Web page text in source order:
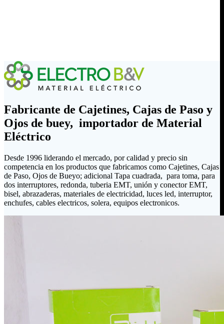
Fabricante de Cajetines, Cajas de Paso y
Ojos de buey, importador de Material
Eléctrico
Desde 1996 liderando el mercado, por calidad y precio sin
competencia en los productos que fabricamos como Cajetines, Cajas
de Paso, Ojos de Bueyo; adicional Tapa cuadrada, para toma, para
dos interruptores, redonda, tuberia EMT, unión y conector EMT,
bisel, abrazaderas, materiales de electricidad, luces led, interruptor,
enchufes, cables electricos, solera, equipos electronicos.